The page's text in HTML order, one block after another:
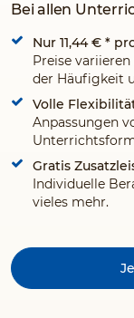
Bei allen
Nur 11,44 € *
Preise
der Häufigkeit
Volle
Anpassungen
Gratis
Individuelle
vieles mehr.